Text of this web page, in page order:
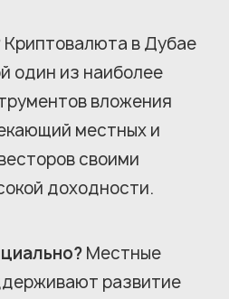
Криптовалюта в Дубае
один из наиболее
вложения
местных и
своими
доходности.
Местные
развитие